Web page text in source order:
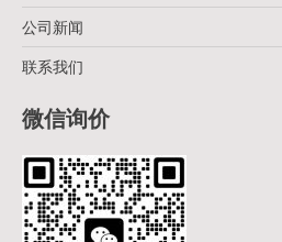
公司新闻
联系我们
微信询价